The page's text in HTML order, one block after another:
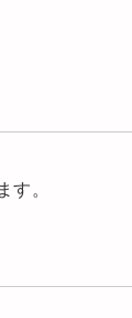
す。